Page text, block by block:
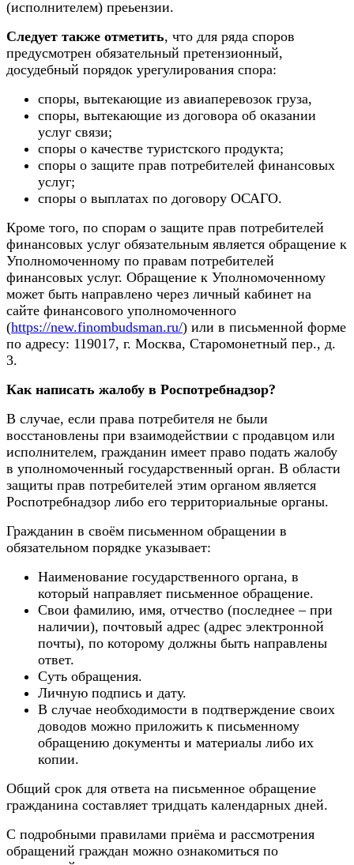
(исполнителем) преьензии.
Следует также отметить, что для ряда споров
предусмотрен обязательный претензионный,
досудебный порядок урегулирования спора:
споры, вытекающие из авиаперевозок груза,
споры, вытекающие из договора об оказании
услуг связи;
споры о качестве туристского продукта;
споры о защите прав потребителей финансовых
услуг;
споры о выплатах по договору ОСАГО.
Кроме того, по спорам о защите прав потребителей
финансовых услуг обязательным является обращение к
Уполномоченному по правам потребителей
финансовых услуг. Обращение к Уполномоченному
может быть направлено через личный кабинет на
сайте финансового уполномоченного
(https://new.finombudsman.ru/) или в письменной форме
по адресу: 119017, г. Москва, Старомонетный пер., д.
3.
Как написать жалобу в Роспотребнадзор?
В случае, если права потребителя не были
восстановлены при взаимодействии с продавцом или
исполнителем, гражданин имеет право подать жалобу
в уполномоченный государственный орган. В области
защиты прав потребителей этим органом является
Роспотребнадзор либо его территориальные органы.
Гражданин в своём письменном обращении в
обязательном порядке указывает:
Наименование государственного органа, в
который направляет письменное обращение.
Свои фамилию, имя, отчество (последнее – при
наличии), почтовый адрес (адрес электронной
почты), по которому должны быть направлены
ответ.
Суть обращения.
Личную подпись и дату.
В случае необходимости в подтверждение своих
доводов можно приложить к письменному
обращению документы и материалы либо их
копии.
Общий срок для ответа на письменное обращение
гражданина составляет тридцать календарных дней.
С подробными правилами приёма и рассмотрения
обращений граждан можно ознакомиться по